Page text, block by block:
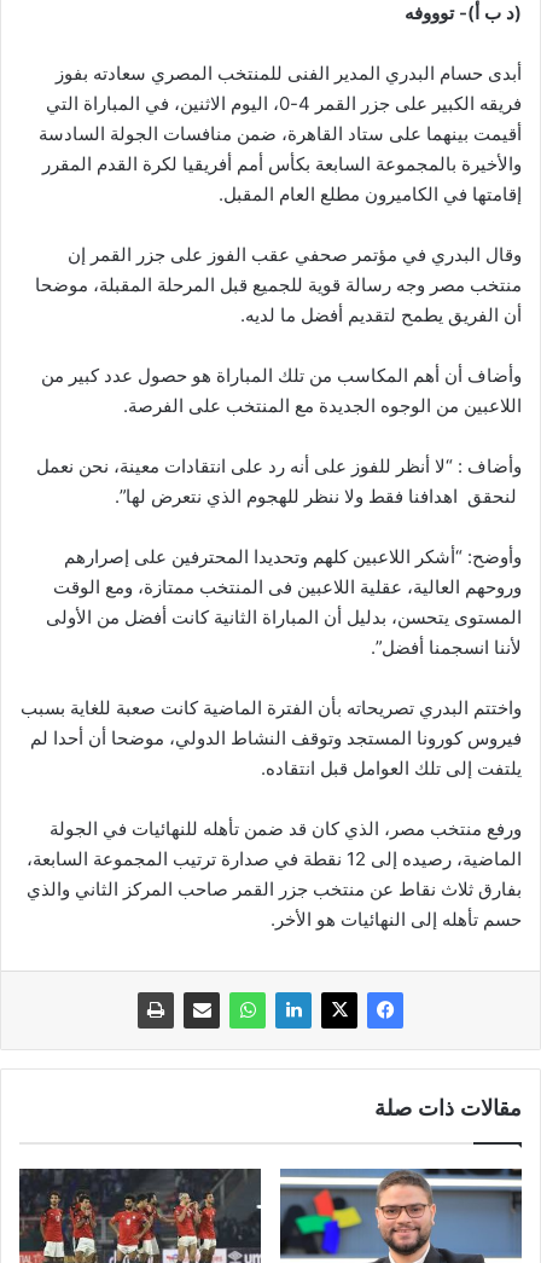
(د ب أ)- توووفه
أبدى حسام البدري المدير الفنى للمنتخب المصري سعادته بفوز
فريقه الكبير على جزر القمر 4-0، اليوم الاثنين، في المباراة التي
أقيمت بينهما على ستاد القاهرة، ضمن منافسات الجولة السادسة
والأخيرة بالمجموعة السابعة بكأس أمم أفريقيا لكرة القدم المقرر
إقامتها في الكاميرون مطلع العام المقبل.
وقال البدري في مؤتمر صحفي عقب الفوز على جزر القمر إن
منتخب مصر وجه رسالة قوية للجميع قبل المرحلة المقبلة، موضحا
أن الفريق يطمح لتقديم أفضل ما لديه.
وأضاف أن أهم المكاسب من تلك المباراة هو حصول عدد كبير من
اللاعبين من الوجوه الجديدة مع المنتخب على الفرصة.
وأضاف : “لا أنظر للفوز على أنه رد على انتقادات معينة، نحن نعمل
لنحقق اهدافنا فقط ولا ننظر للهجوم الذي نتعرض لها”.
وأوضح: “أشكر اللاعبين كلهم وتحديدا المحترفين على إصرارهم
وروحهم العالية، عقلية اللاعبين فى المنتخب ممتازة، ومع الوقت
المستوى يتحسن، بدليل أن المباراة الثانية كانت أفضل من الأولى
لأننا انسجمنا أفضل”.
واختتم البدري تصريحاته بأن الفترة الماضية كانت صعبة للغاية بسبب
فيروس كورونا المستجد وتوقف النشاط الدولي، موضحا أن أحدا لم
يلتفت إلى تلك العوامل قبل انتقاده.
ورفع منتخب مصر، الذي كان قد ضمن تأهله للنهائيات في الجولة
الماضية، رصيده إلى 12 نقطة في صدارة ترتيب المجموعة السابعة،
بفارق ثلاث نقاط عن منتخب جزر القمر صاحب المركز الثاني والذي
حسم تأهله إلى النهائيات هو الأخر.
مقالات ذات صلة